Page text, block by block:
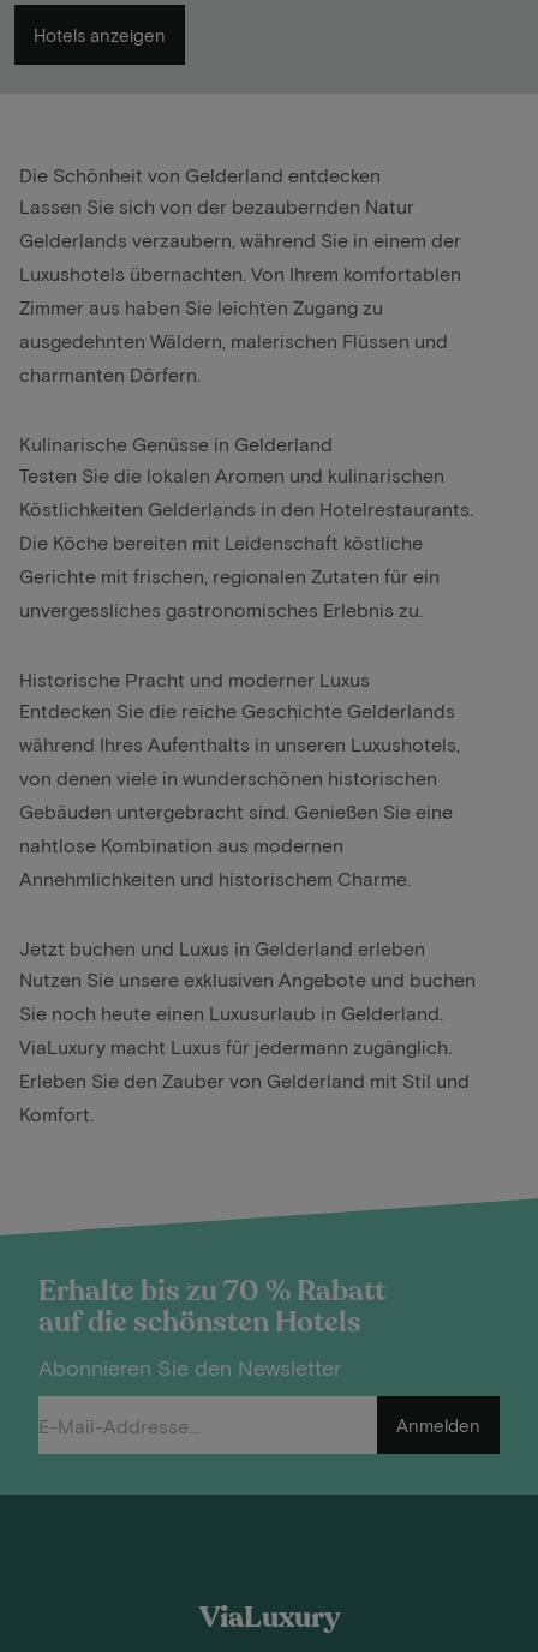
Hotels anzeigen
Die Schönheit von Gelderland entdecken
Lassen Sie sich von der bezaubernden Natur
Gelderlands verzaubern, während Sie in einem der
Luxushotels übernachten. Von Ihrem komfortablen
Zimmer aus haben Sie leichten Zugang zu
ausgedehnten Wäldern, malerischen Flüssen und
charmanten Dörfern.
Kulinarische Genüsse in Gelderland
Testen Sie die lokalen Aromen und kulinarischen
Köstlichkeiten Gelderlands in den Hotelrestaurants.
Die Köche bereiten mit Leidenschaft köstliche
Gerichte mit frischen, regionalen Zutaten für ein
unvergessliches gastronomisches Erlebnis zu.
Historische Pracht und moderner Luxus
Entdecken Sie die reiche Geschichte Gelderlands
während Ihres Aufenthalts in unseren Luxushotels,
von denen viele in wunderschönen historischen
Gebäuden untergebracht sind. Genießen Sie eine
nahtlose Kombination aus modernen
Annehmlichkeiten und historischem Charme.
Jetzt buchen und Luxus in Gelderland erleben
Nutzen Sie unsere exklusiven Angebote und buchen
Sie noch heute einen Luxusurlaub in Gelderland.
ViaLuxury macht Luxus für jedermann zugänglich.
Erleben Sie den Zauber von Gelderland mit Stil und
Komfort.
Erhalte bis zu 70 % Rabatt
auf die schönsten Hotels
Abonnieren Sie den Newsletter
Anmelden
ViaLuxury